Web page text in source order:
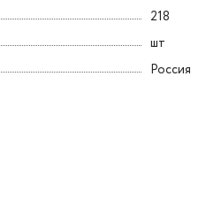
218
шт
Россия